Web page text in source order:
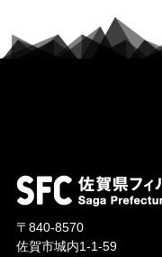
〒840-8570
佐賀市城内1-1-59